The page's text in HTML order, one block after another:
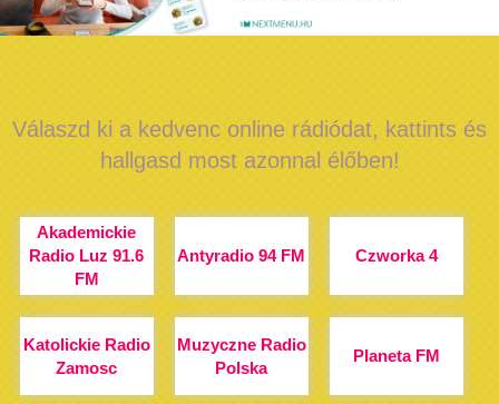
Válaszd ki a kedvenc online rádiódat, kattints és
hallgasd most azonnal élőben!
Akademickie
Radio Luz 91.6
FM
Antyradio 94 FM Czworka 4
Katolickie Radio
Zamosc
Muzyczne Radio
Polska
Planeta FM